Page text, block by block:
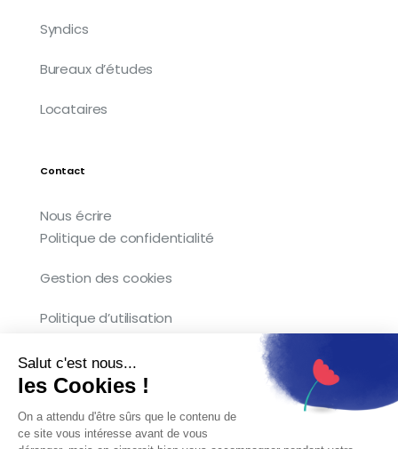
Salut c'est nous...
les Cookies !
On a attendu d'être sûrs que le contenu de
ce site vous intéresse avant de vous
Syndics
Bureaux d’études
Locataires
Contact
Nous écrire
Politique de confidentialité
Gestion des cookies
Politique d’utilisation
Copyright © 2026 Kocliko. Tous droits
réservés.